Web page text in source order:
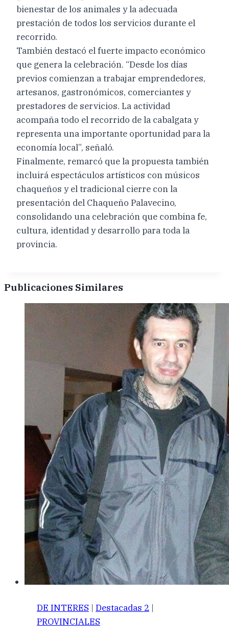
bienestar de los animales y la adecuada
prestación de todos los servicios durante el
recorrido.
También destacó el fuerte impacto económico
que genera la celebración. “Desde los días
previos comienzan a trabajar emprendedores,
artesanos, gastronómicos, comerciantes y
prestadores de servicios. La actividad
acompaña todo el recorrido de la cabalgata y
representa una importante oportunidad para la
economía local”, señaló.
Finalmente, remarcó que la propuesta también
incluirá espectáculos artísticos con músicos
chaqueños y el tradicional cierre con la
presentación del Chaqueño Palavecino,
consolidando una celebración que combina fe,
cultura, identidad y desarrollo para toda la
provincia.
Publicaciones Similares
DE INTERES | Destacadas 2 |
PROVINCIALES